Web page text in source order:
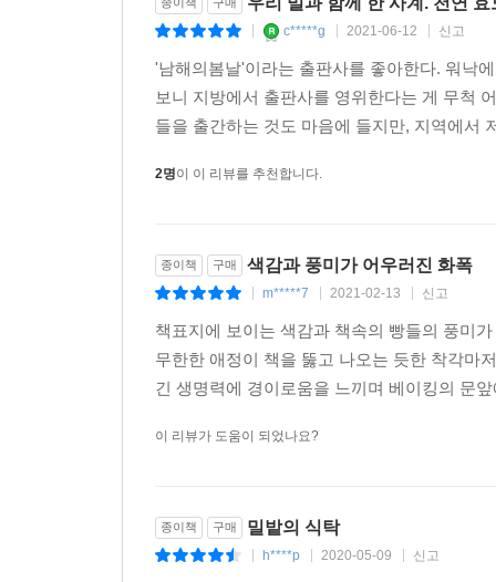
c*****g 2021-06-12 신고
'남해의봄날'이라는 출판사를 좋아한다. 워낙
보니 지방에서 출판사를 영위한다는 게 무척
들을 출간하는 것도 마음에 들지만, 지역에서
2명이 이 리뷰를 추천합니다.
종이책 구매 색감과 풍미가 어우러진 화폭
m*****7 2021-02-13 신고
책표지에 보이는 색감과 책속의 빵들의 풍미
무한한 애정이 책을 뚫고 나오는 듯한 착각마
긴 생명력에 경이로움을 느끼며 베이킹의 문
이 리뷰가 도움이 되었나요?
종이책 구매 밀밭의 식탁
h****p 2020-05-09 신고